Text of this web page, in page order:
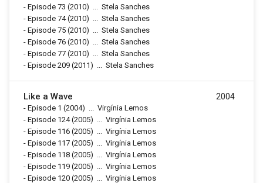
- Episode 73 (2010)
Stela Sanches
- Episode 74(2010)
Stela Sanches
- Episode 75 (2010)
Stela Sanches
- Episode 76 (2010)
Stela Sanches
- Episode 77 (2010)
Stela Sanches
- Episode 209 (2011) Stela Sanches
Like a Wave
- Episode 1 (2004)
Virgínia Lemos
- Episode 124(2005)
Virgínia Lemos
- Episode 116 (2005)
Virgínia Lemos
- Episode 117 (2005)
Virgínia Lemos
- Episode 118 (2005)
Virgínia Lemos
- Episode 119 (2005)
Virgínia Lemos
- Episode 120 (2005)
Virgínia Lemos
2004